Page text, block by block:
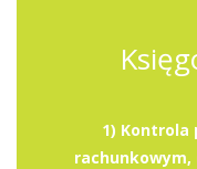
1) Kontrola